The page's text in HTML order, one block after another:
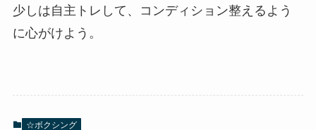
少しは自主トレして、コンディション整えるよう
に心がけよう。
☆ボクシング